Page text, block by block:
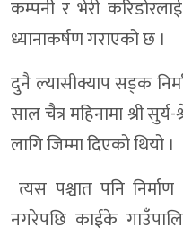
कम्पनी र भेरी
ध्यानाकर्षण गराएको छ ।
दुनै ल्यासीक्याप सड्क
साल चैत्र महिनामा श्री
लागि जिम्मा दिएको थियो ।
त्यस पश्चात पनि
नगरेपछि काईके